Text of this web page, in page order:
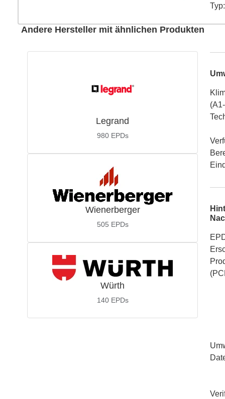
Andere Hersteller mit ähnlichen Produkten
Legrand
980 EPDs
Wienerberger
505 EPDs
Würth
140 EPDs
Typ: